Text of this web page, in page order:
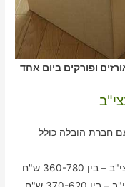
ופורקים ביום אחד
1 בעין הנצי"ב עם חברת הובלה כולל